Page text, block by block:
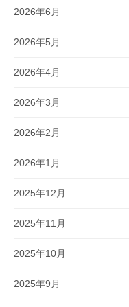
2026年6月
2026年5月
2026年4月
2026年3月
2026年2月
2026年1月
2025年12月
2025年11月
2025年10月
2025年9月